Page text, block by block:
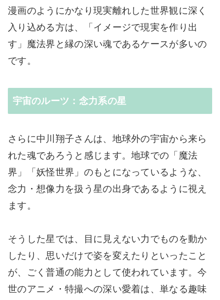
漫画のようにかなり現実離れした世界観に深く
入り込める方は、「イメージで現実を作り出
す」魔法界と縁の深い魂であるケースが多いの
です。
宇宙のルーツ：念力系の星
さらに中川翔子さんは、地球外の宇宙から来ら
れた魂であろうと感じます。地球での「魔法
界」「妖怪世界」のもとになっているような、
念力・想像力を扱う星の出身であるように視え
ます。
そうした星では、目に見えない力でものを動か
したり、思いだけで姿を変えたりといったこと
が、ごく普通の能力として使われています。今
世のアニメ・特撮への深い愛着は、単なる趣味